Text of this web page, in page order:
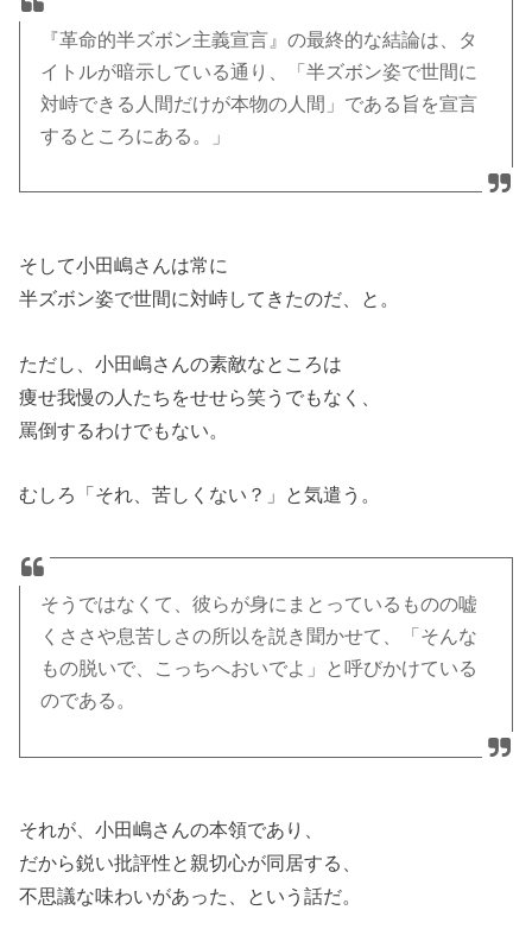
『革命的半ズボン主義宣言』の最終的な結論は、タ
イトルが暗示している通り、「半ズボン姿で世間に
対峙できる人間だけが本物の人間」である旨を宣言
するところにある。」
そして小田嶋さんは常に
半ズボン姿で世間に対峙してきたのだ、と。
ただし、小田嶋さんの素敵なところは
痩せ我慢の人たちをせせら笑うでもなく、
罵倒するわけでもない。
むしろ「それ、苦しくない？」と気遣う。
そうではなくて、彼らが身にまとっているものの嘘
くささや息苦しさの所以を説き聞かせて、「そんな
もの脱いで、こっちへおいでよ」と呼びかけている
のである。
それが、小田嶋さんの本領であり、
だから鋭い批評性と親切心が同居する、
不思議な味わいがあった、という話だ。